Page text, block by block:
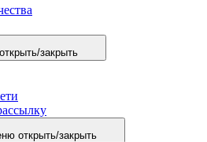
закрыть
открыть/закрыть